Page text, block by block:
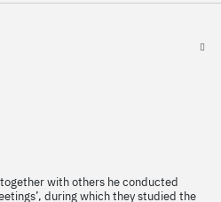
with others he conducted
during which they studied the